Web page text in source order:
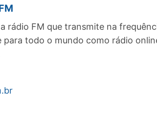
rádio FM que transmite na
para todo o mundo como rádio